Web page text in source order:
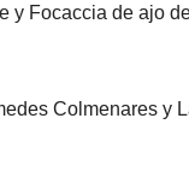
y Focaccia de ajo
Colmenares y